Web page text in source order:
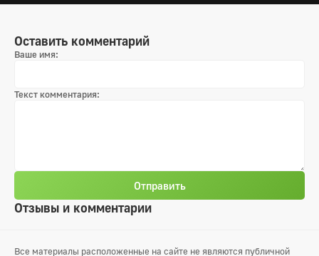
Отзывы и комментарии
Оставить комментарий
Ваше имя:
Текст комментария:
Отправить
Все материалы расположенные на сайте не являются публичной